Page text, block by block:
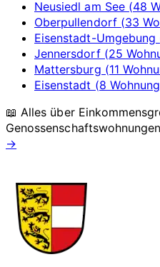
Neusiedl am See (48
Oberpullendorf (33
Eisenstadt-Umgebung
Jennersdorf (25
Mattersburg (11
Eisenstadt (8
📖 Alles über
→